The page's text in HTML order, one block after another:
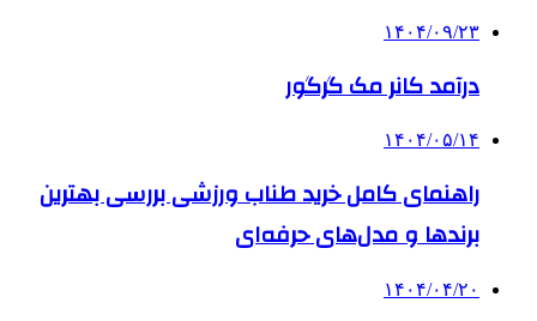
۱۴۰۴/۰۹/۲۳
درآمد کانر مک گرگور
۱۴۰۴/۰۵/۱۴
راهنمای کامل خرید طناب ورزشی بررسی بهترین
برندها و مدل‌های حرفه‌ای
۱۴۰۴/۰۴/۲۰